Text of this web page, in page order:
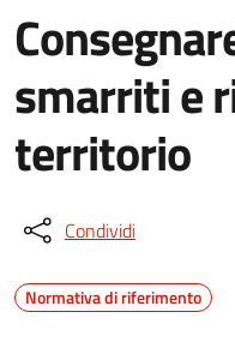
smarriti e
territorio
Condividi
Normativa di riferimento